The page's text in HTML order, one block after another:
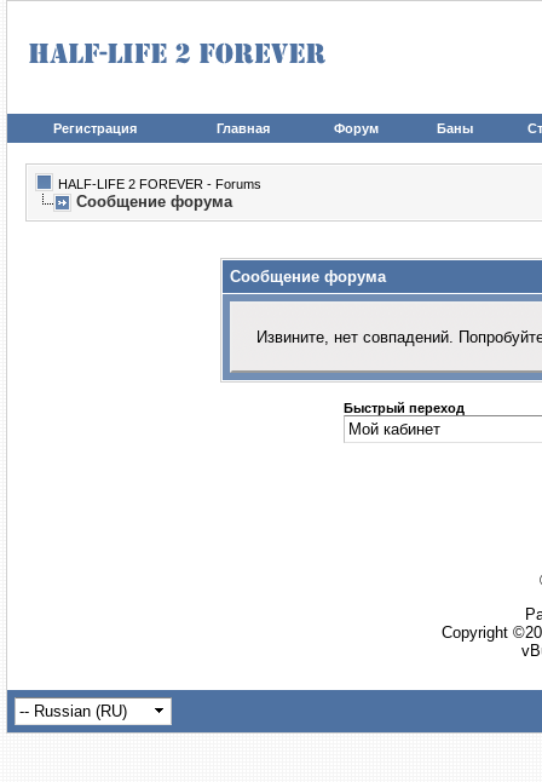
Регистрация Главная Форум Баны
HALF-LIFE 2 FOREVER - Forums
Сообщение форума
Сообщение форума
Извините, нет совпадений.
Быстрый переход
Copyright